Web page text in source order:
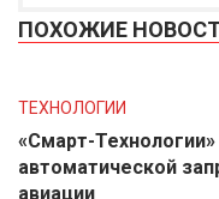
ПОХОЖИЕ
ТЕХНОЛОГИИ
«Смарт-
автоматической
авиации